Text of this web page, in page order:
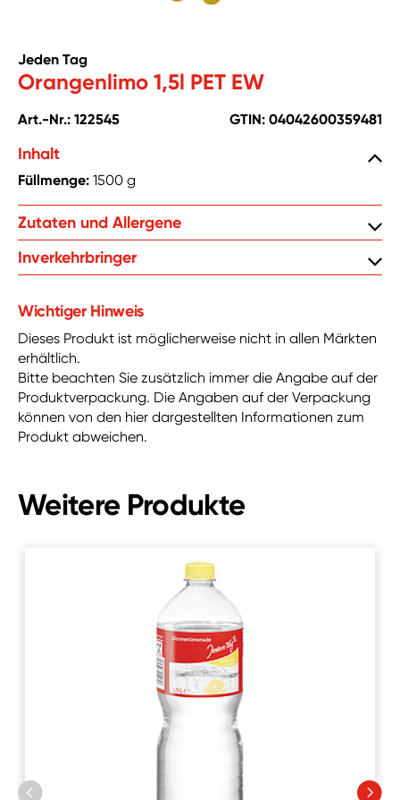
Jeden Tag
Orangenlimo 1,5l PET EW
Art.-Nr.: 122545 GTIN: 04042600359481
Inhalt
Füllmenge: 1500 g
Zutaten und Allergene
Natürliches Mineralwasser, Zucker, Kohlensäure,
Orangenextrakt, natürliches Orangenaroma,
Antioxidationsmittel: Ascorbinsäure Stabilisator
Guarkernmehl, Farbstoff: Carotin.
Inverkehrbringer
Zentrale Handelsgesellschaft mbH, Hanns-Martin-
Schleyer-Str.2, D-77656 Offenburg
Wichtiger Hinweis
Dieses Produkt ist möglicherweise nicht in allen Märkten
erhältlich.
Bitte beachten Sie zusätzlich immer die Angabe auf der
Produktverpackung. Die Angaben auf der Verpackung
können von den hier dargestellten Informationen zum
Produkt abweichen.
Weitere Produkte